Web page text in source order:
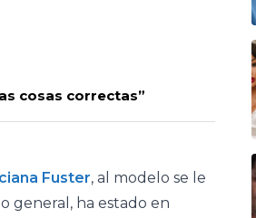
cosas correctas”
Fuster, al modelo se le
general, ha estado en